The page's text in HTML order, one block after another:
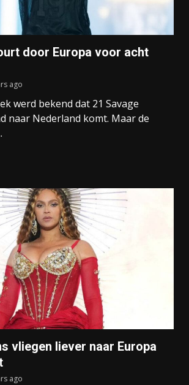
door Europa voor acht
ago
werd bekend dat 21 Savage
naar Nederland komt. Maar de
vliegen liever naar Europa
ago